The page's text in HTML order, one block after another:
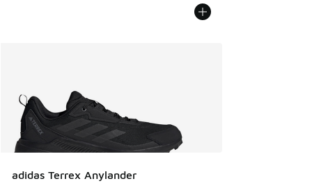
adidas Terrex Anylander